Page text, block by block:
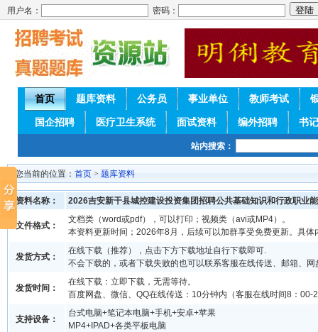
用户名： 密码：
首页 题库资料 公务员 事业单位 教师考试
国企招聘 医疗卫生系统 面试资料 编外招聘 书
站内搜索：
您当前的位置： 首页 > 题库资料
资料名称： 2026吉安新干县城控建设投资集团招聘公共基础知识和行政职业
文件格式：
文档类（word或pdf），可以打印；视频类（avi或MP4）。
本资料更新时间；2026年8月，后续可以加群享受免费更新。具体
发货方式：
在线下载（推荐），点击下方下载地址自行下载即可.
不会下载的，或者下载失败的也可以联系客服在线传送、邮箱、网
发货时间：
在线下载：立即下载，无需等待。
百度网盘、微信、QQ在线传送：10分钟内（客服在线时间8：00-
支持设备：
台式电脑+笔记本电脑+手机+安卓+苹果
MP4+IPAD+各类平板电脑